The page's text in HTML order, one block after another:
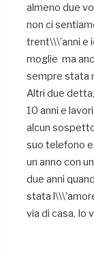
almeno due
non ci
trent\\\’anni e
moglie ma
sempre stata
Altri due
10 anni e
alcun
suo telefono
un anno con
due anni
stata
via di casa. Io